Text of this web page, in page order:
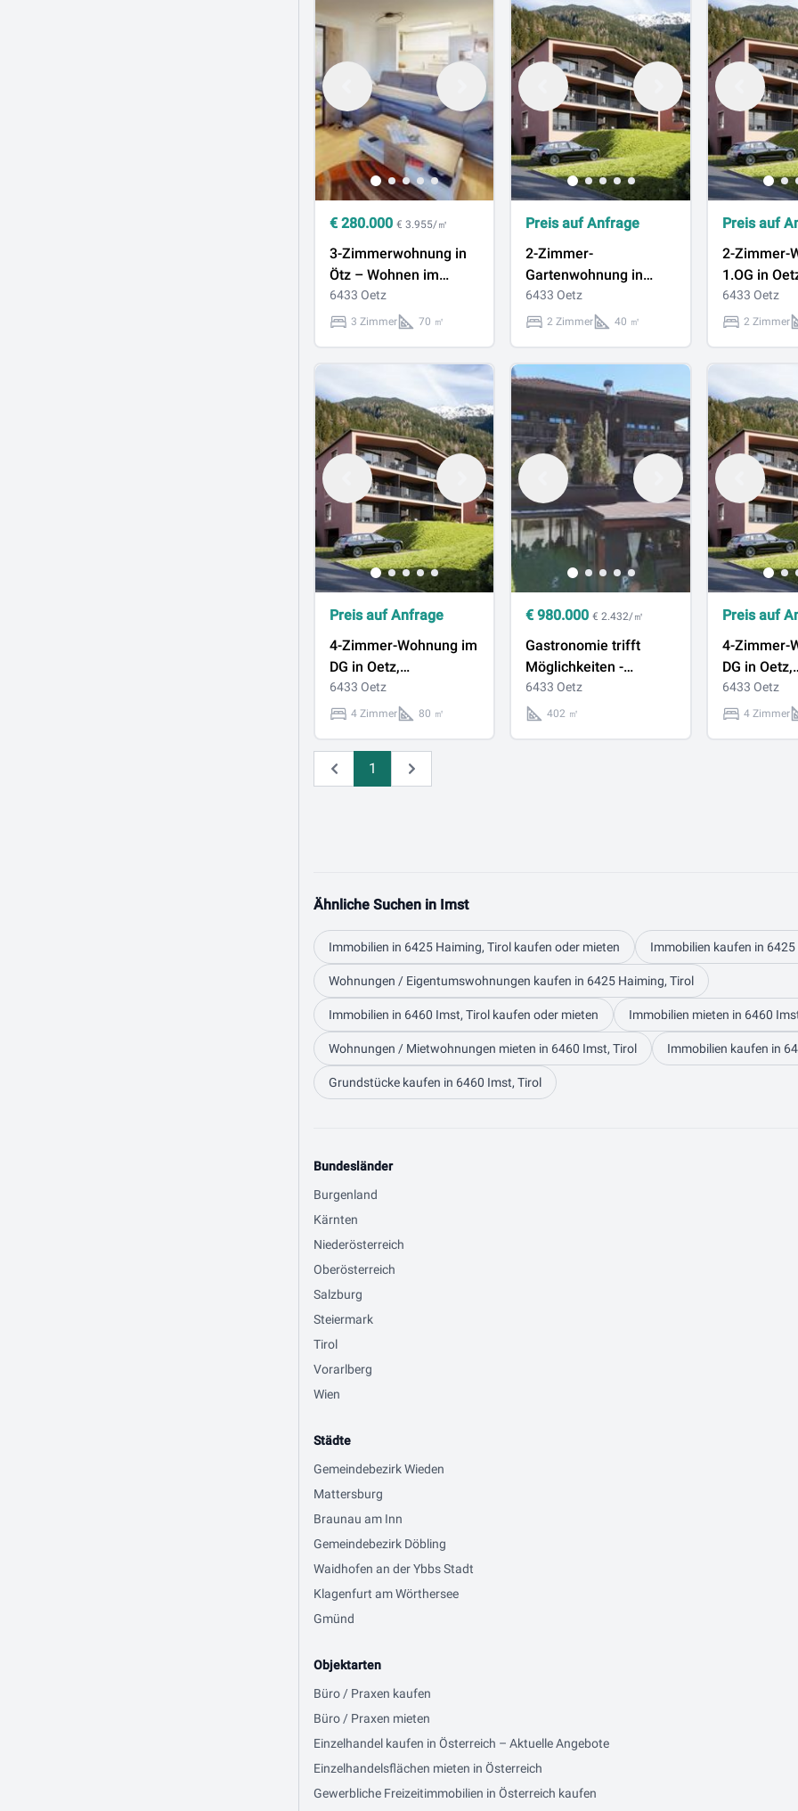
€ 280.000 € 3.955/㎡
3-Zimmerwohnung in
Ötz – Wohnen im
Herzen des Ötztals!
6433 Oetz
3 Zimmer 70 ㎡
Preis auf Anfrage
2-Zimmer-
Gartenwohnung in
Oetz, provisionsfrei
6433 Oetz
2 Zimmer 40 ㎡
Preis auf
2-Zimmer-
1.OG in
6433 Oetz
2 Zimmer
Preis auf Anfrage
4-Zimmer-Wohnung im
DG in Oetz,
provisionsfrei
6433 Oetz
4 Zimmer 80 ㎡
€980.000 € 2.432/㎡
Gastronomie trifft
Möglichkeiten -
Besondere Immobilie
in Ötz!
6433 Oetz
402 ㎡
Preis auf
4-Zimmer-
DG in Oetz,
6433 Oetz
4 Zimmer
Zurück
1 Weiter
Ähnliche Suchen in Imst
Immobilien in 6425 Haiming, Tirol kaufen oder mieten Immobilien kaufen in
Wohnungen / Eigentumswohnungen kaufen in 6425 Haiming, Tirol
Immobilien in 6460 Imst, Tirol kaufen oder mieten Immobilien mieten in 6460
Wohnungen / Mietwohnungen mieten in 6460 Imst, Tirol Immobilien kaufen in
Grundstücke kaufen in 6460 Imst, Tirol
Bundesländer
Burgenland
Kärnten
Niederösterreich
Oberösterreich
Salzburg
Steiermark
Tirol
Vorarlberg
Wien
Städte
Gemeindebezirk Wieden
Mattersburg
Braunau am Inn
Gemeindebezirk Döbling
Waidhofen an der Ybbs Stadt
Klagenfurt am Wörthersee
Gmünd
Objektarten
Büro / Praxen kaufen
Büro / Praxen mieten
Einzelhandel kaufen in Österreich – Aktuelle Angebote
Einzelhandelsflächen mieten in Österreich
Gewerbliche Freizeitimmobilien in Österreich kaufen